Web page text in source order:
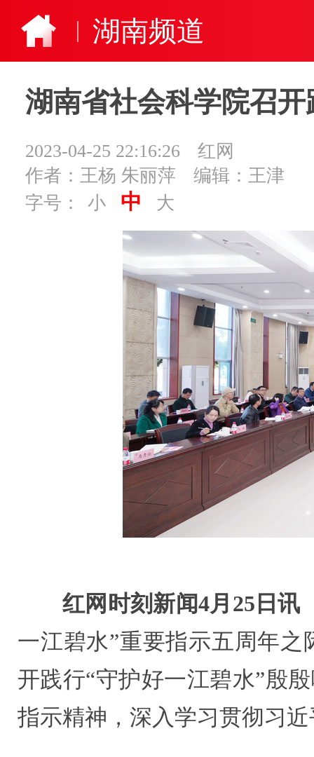
湖南频道
湖南省社会科学院召
2023-04-25 22:16:26
红网
作者：王杨 朱丽萍
编辑：王津
字号：
小 中 大
红网时刻新闻4月25日讯
一江碧水”重要指示五周年
开践行“守护好一江碧水”殷
指示精神，深入学习贯彻习